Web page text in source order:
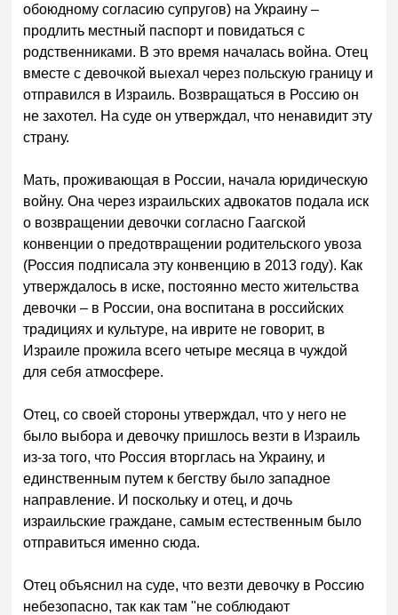
обоюдному согласию супругов) на Украину –
продлить местный паспорт и повидаться с
родственниками. В это время началась война. Отец
вместе с девочкой выехал через польскую границу и
отправился в Израиль. Возвращаться в Россию он
не захотел. На суде он утверждал, что ненавидит эту
страну.
Мать, проживающая в России, начала юридическую
войну. Она через израильских адвокатов подала иск
о возвращении девочки согласно Гаагской
конвенции о предотвращении родительского увоза
(Россия подписала эту конвенцию в 2013 году). Как
утверждалось в иске, постоянно место жительства
девочки – в России, она воспитана в российских
традициях и культуре, на иврите не говорит, в
Израиле прожила всего четыре месяца в чуждой
для себя атмосфере.
Отец, со своей стороны утверждал, что у него не
было выбора и девочку пришлось везти в Израиль
из-за того, что Россия вторглась на Украину, и
единственным путем к бегству было западное
направление. И поскольку и отец, и дочь
израильские граждане, самым естественным было
отправиться именно сюда.
Отец объяснил на суде, что везти девочку в Россию
небезопасно, так как там "не соблюдают